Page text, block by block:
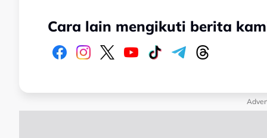
Cara lain mengikuti berita